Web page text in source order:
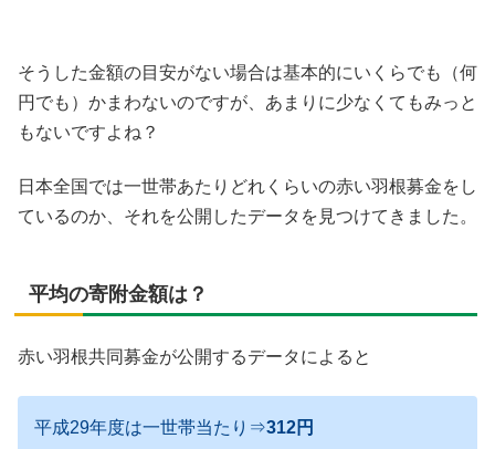
そうした金額の目安がない場合は基本的にいくらでも（何
円でも）かまわないのですが、あまりに少なくてもみっと
もないですよね？
日本全国では一世帯あたりどれくらいの赤い羽根募金をし
ているのか、それを公開したデータを見つけてきました。
平均の寄附金額は？
赤い羽根共同募金が公開するデータによると
平成29年度は一世帯当たり⇒312円